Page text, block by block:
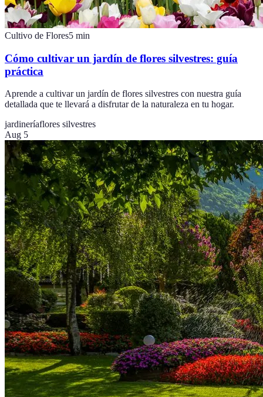
Cultivo de Flores5 min
Cómo cultivar un jardín de flores silvestres: guía
práctica
Aprende a cultivar un jardín de flores silvestres con nuestra guía
detallada que te llevará a disfrutar de la naturaleza en tu hogar.
jardineríaflores silvestres
Aug 5